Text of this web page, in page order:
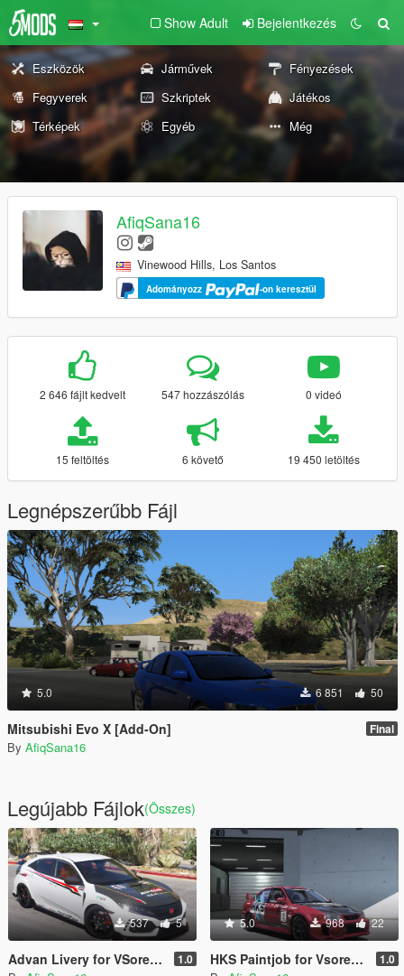
Show Adult Bejelentkezés
Eszközök Járművek
Fényezések
Fegyverek
Szkriptek
Játékos
Térképek
Egyéb Még
AfiqSana16
Vinewood Hills, Los Santos
Adományozz -on keresztül
2 646 fájlt kedvelt 547 hozzászólás 0 videó
15 feltöltés 6 követő 19 450 letöltés
Legnépszerűbb Fájl
5.0 6 851 50
Mitsubishi Evo X [Add-On] Final
By AfiqSana16
Legújabb Fájlok(Összes)
537 5
Advan Livery for VSoreny's 2018 Honda Civic Type-R (FK8) 1.0
5.0 968 22
HKS Paintjob for Vsoreny's Mitsubishi Lancer Evo VI (CP9A) 1.0